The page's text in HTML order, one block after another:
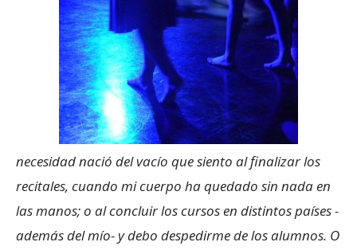
necesidad nació del vacío que siento al finalizar los
recitales, cuando mi cuerpo ha quedado sin nada en
las manos; o al concluir los cursos en distintos países -
además del mío- y debo despedirme de los alumnos. O